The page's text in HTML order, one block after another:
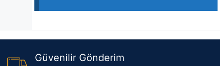
Güvenilir Gönderim